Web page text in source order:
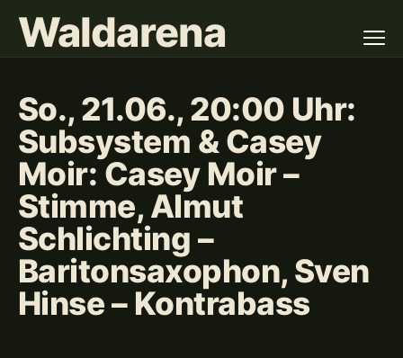
Waldarena
So., 21.06., 20:00 Uhr:
Subsystem & Casey
Moir: Casey Moir –
Stimme, Almut
Schlichting –
Baritonsaxophon, Sven
Hinse – Kontrabass